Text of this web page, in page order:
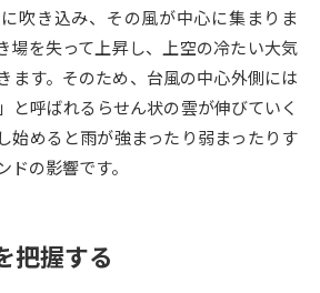
実施プログラムから探す
集 夢ナビライブ
る
吹き込み、その風が中心に集まりま
場を失って上昇し、上空の冷たい大気
ます。そのため、台風の中心外側には
と呼ばれるらせん状の雲が伸びていく
始めると雨が強まったり弱まったりす
の影響です。
把握する